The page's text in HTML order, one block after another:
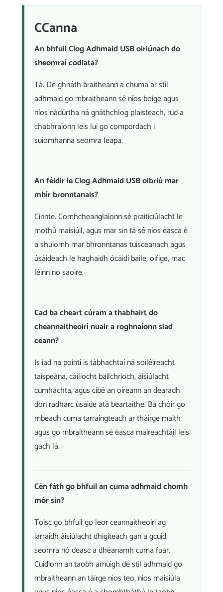
CCanna
An bhfuil Clog Adhmaid USB oiriúnach do
sheomraí codlata?
Tá. De ghnáth braitheann a chuma ar stíl
adhmaid go mbraitheann sé níos boige agus
níos nádúrtha ná gnáthchlog plaisteach, rud a
chabhraíonn leis luí go compordach i
suíomhanna seomra leapa.
An féidir le Clog Adhmaid USB oibriú mar
mhír bronntanais?
Cinnte. Comhcheanglaíonn sé praiticiúlacht le
mothú maisiúil, agus mar sin tá sé níos éasca é
a shuíomh mar bhronntanas tuisceanach agus
úsáideach le haghaidh ócáidí baile, oifige, mac
léinn nó saoire.
Cad ba cheart cúram a thabhairt do
cheannaitheoirí nuair a roghnaíonn siad
ceann?
Is iad na pointí is tábhachtaí ná soiléireacht
taispeána, cáilíocht bailchríoch, áisiúlacht
cumhachta, agus cibé an oireann an dearadh
don radharc úsáide atá beartaithe. Ba chóir go
mbeadh cuma tarraingteach ar tháirge maith
agus go mbraitheann sé éasca maireachtáil leis
gach lá.
Cén fáth go bhfuil an cuma adhmaid chomh
mór sin?
Toisc go bhfuil go leor ceannaitheoirí ag
iarraidh áisiúlacht dhigiteach gan a gcuid
seomra nó deasc a dhéanamh cuma fuar.
Cuidíonn an taobh amuigh de stíl adhmaid go
mbraitheann an táirge níos teo, níos maisiúla